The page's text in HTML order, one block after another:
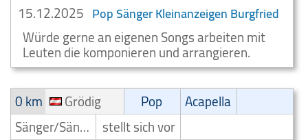
15.12.2025 Pop Sänger Kleinanzeigen Burgfried
Würde gerne an eigenen Songs arbeiten mit
Leuten die komponieren und arrangieren.
0 km
Grödig Pop
Acapella
Sänger/Sängerin stellt sich vor